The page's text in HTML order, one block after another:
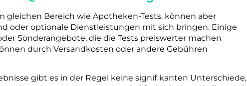
gleichen Bereich wie Apotheken-Tests, können aber
oder optionale Dienstleistungen mit sich bringen. Einige
Sonderangebote, die die Tests preiswerter machen
durch Versandkosten oder andere Gebühren
gibt es in der Regel keine signifikanten Unterschiede,